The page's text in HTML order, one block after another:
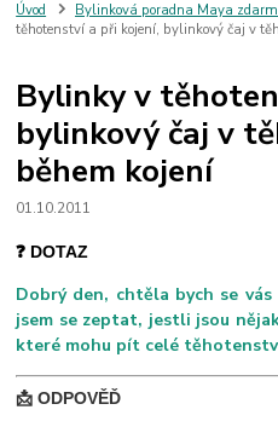
Úvod Bylinková poradna Maya
těhotenství a při kojení, bylinkový čaj v
Bylinky v
bylinkový čaj v
během kojení
01.10.2011
❓ DOTAZ
Dobrý den, chtěla bych se
jsem se zeptat, jestli jsou
které mohu pít celé
📩 ODPOVĚĎ